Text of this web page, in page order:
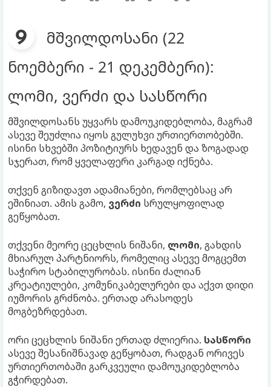
მშვილდოსანი (22
ნოემბერი - 21 დეკემბერი):
ლომი, ვერძი და სასწორი
მშვილდოსანს უყვარს დამოუკიდებლობა, მაგრამ
ასევე შეუძლია იყოს გულუხვი ურთიერთობებში.
ისინი სხვებში პოზიტიურს ხედავენ და ზოგადად
სჯერათ, რომ ყველაფერი კარგად იქნება.
თქვენ გიზიდავთ ადამიანები, რომლებსაც არ
ეშინიათ. ამის გამო, ვერძი სრულყოფილად
გეწყობათ.
თქვენი მეორე ცეცხლის ნიშანი, ლომი, გახდის
მხიარულ პარტნიორს, რომელიც ასევე მოგცემთ
საჭირო სტაბილურობას. ისინი ძალიან
კრეატიულები, კომუნიკაბელურები და აქვთ დიდი
იუმორის გრძნობა. ერთად არასოდეს
მოგბეზრდებათ.
ორი ცეცხლის ნიშანი ერთად ძლიერია. სასწორი
ასევე შესანიშნავად გეწყობათ, რადგან ორივეს
ურთიერთობაში გარკვეული დამოუკიდებლობა
გჭირდებათ.